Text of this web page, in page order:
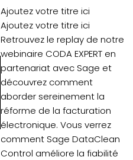
Ajoutez votre titre ici
Ajoutez votre titre ici
Retrouvez le replay de notre
webinaire CODA EXPERT en
partenariat avec Sage et
découvrez comment
aborder sereinement la
réforme de la facturation
électronique. Vous verrez
comment Sage DataClean
Control améliore la fiabilité